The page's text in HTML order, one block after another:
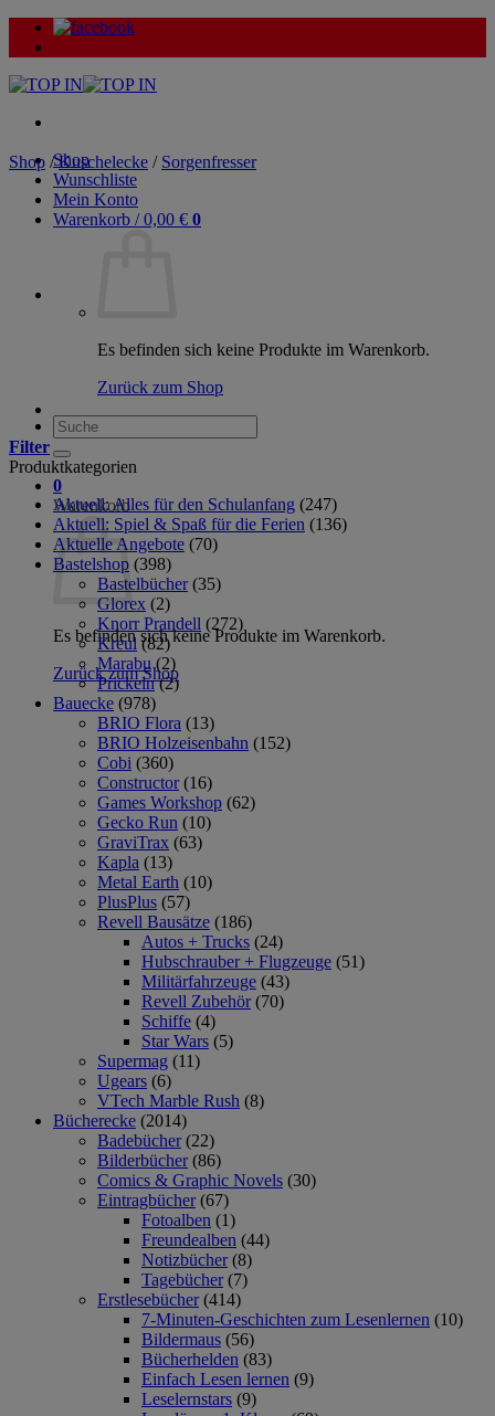
Zum
Inhalt
Shop
Wunschliste
Mein Konto
Warenkorb /0,00 € 0
Es befinden sich keine Produkte im Warenkorb.
Zurück zum Shop
Suche
nach:
0
Warenkorb
Es befinden sich keine Produkte im Warenkorb.
Zurück zum Shop
Shop / Kuschelecke / Sorgenfresser
Filter
Produktkategorien
Aktuell: Alles für den Schulanfang (247)
Aktuell: Spiel & Spaß für die Ferien (136)
Aktuelle Angebote (70)
Bastelshop (398)
Bastelbücher (35)
Glorex (2)
Knorr Prandell (272)
Kreul (82)
Marabu (2)
Prickeln (2)
Bauecke (978)
BRIO Flora (13)
BRIO Holzeisenbahn (152)
Cobi (360)
Constructor (16)
Games Workshop (62)
Gecko Run (10)
GraviTrax (63)
Kapla (13)
Metal Earth (10)
PlusPlus (57)
Revell Bausätze (186)
Autos + Trucks (24)
Hubschrauber + Flugzeuge (51)
Militärfahrzeuge (43)
Revell Zubehör (70)
Schiffe (4)
Star Wars (5)
Supermag (11)
Ugears (6)
VTech Marble Rush (8)
Bücherecke (2014)
Badebücher (22)
Bilderbücher (86)
Comics & Graphic Novels (30)
Eintragbücher (67)
Fotoalben (1)
Freundealben (44)
Notizbücher (8)
Tagebücher (7)
Erstlesebücher (414)
7-Minuten-Geschichten zum Lesenlernen (10)
Bildermaus (56)
Bücherhelden (83)
Einfach Lesen lernen (9)
Leselernstars (9)